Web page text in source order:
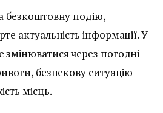
безкоштовну подію,
актуальність інформації. У
змінюватися через погодні
безпекову ситуацію
місць.